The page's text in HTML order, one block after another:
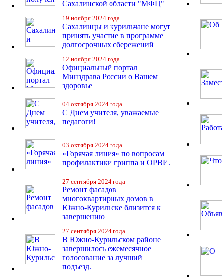
Сахалинской области "МФЦ"
19 ноября 2024 года
Сахалинцы и курильчане могут
принять участие в программе
долгосрочных сбережений
12 ноября 2024 года
Официальный портал
Минздрава России о Вашем
здоровье
04 октября 2024 года
С Днем учителя, уважаемые
педагоги!
03 октября 2024 года
«Горячая линия» по вопросам
профилактики гриппа и ОРВИ.
27 сентября 2024 года
Ремонт фасадов
многоквартирных домов в
Южно-Курильске близится к
завершению
27 сентября 2024 года
В Южно-Курильском районе
завершилось ежемесячное
голосование за лучший
подъезд.